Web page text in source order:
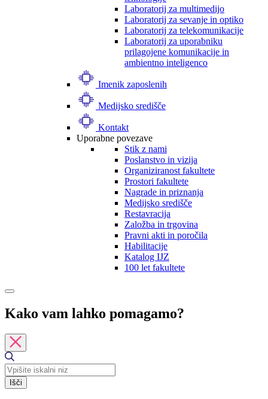
Laboratorij za multimedijo
Laboratorij za sevanje in optiko
Laboratorij za telekomunikacije
Laboratorij za uporabniku
prilagojene komunikacije in
ambientno inteligenco
Imenik zaposlenih
Medijsko središče
Kontakt
Uporabne povezave
Stik z nami
Poslanstvo in vizija
Organiziranost fakultete
Prostori fakultete
Nagrade in priznanja
Medijsko središče
Restavracija
Založba in trgovina
Pravni akti in poročila
Habilitacije
Katalog IJZ
100 let fakultete
Kako vam lahko pomagamo?
Išči